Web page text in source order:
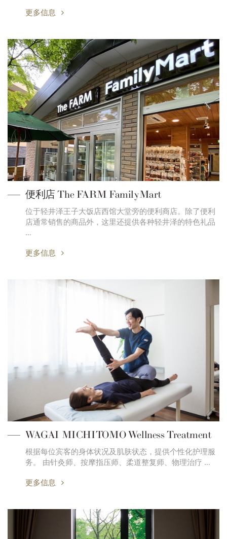
更多信息
便利店 The FARM FamilyMart
位于轻井泽王子大饭店西馆大堂旁的便利商店。除了便利
店通常销售的商品外，这里还提供各种轻井泽的特色礼品
…
更多信息
WAGAI MICHITOMO Wellness Treatment
根据每位宾客的身体状况及肌肤状态，提供个性化护理服
务。 由针灸师、按摩指压师、柔道整复师、物理治疗 …
更多信息